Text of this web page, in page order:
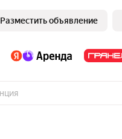
Разместить объявление